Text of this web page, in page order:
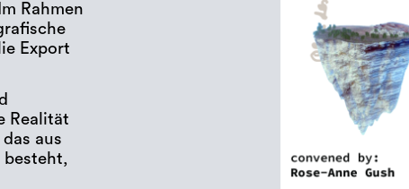
Rahmen
Export
Realität
aus
besteht,